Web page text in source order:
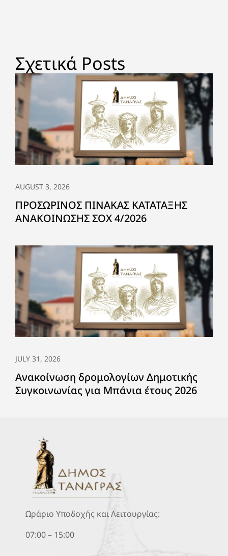
Σχετικά Posts
AUGUST 3, 2026
ΠΡΟΣΩΡΙΝΟΣ ΠΙΝΑΚΑΣ ΚΑΤΑΤΑΞΗΣ
ΑΝΑΚΟΙΝΩΣΗΣ ΣΟΧ 4/2026
JULY 31, 2026
Ανακοίνωση δρομολογίων Δημοτικής
Συγκοινωνίας για Μπάνια έτους 2026
Ωράριο Υποδοχής και Λειτουργίας:
07:00 – 15:00